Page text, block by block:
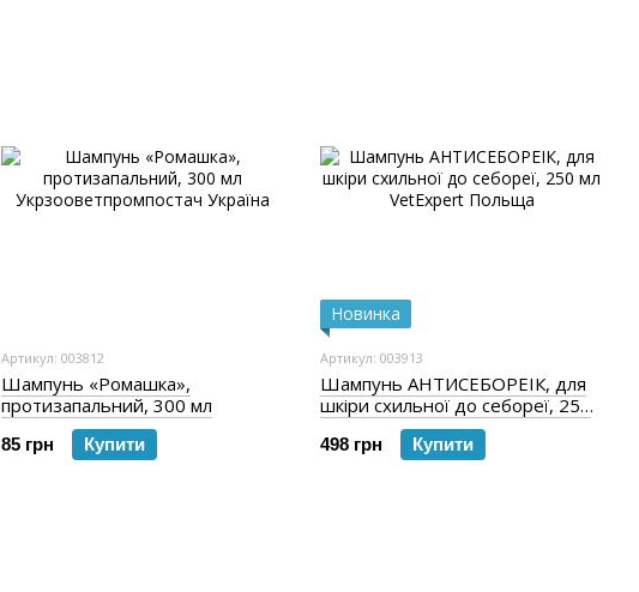
Артикул: 003812
Шампунь «Ромашка»,
протизапальний, 300 мл
85 грн Купити
Новинка
Артикул: 003913
Шампунь АНТИСЕБОРЕІК, для
шкіри схильної до себореї, 250
498 грн Купити